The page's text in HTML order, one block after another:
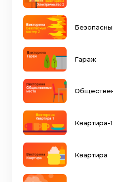
Гараж
Квартира-1
Квартира